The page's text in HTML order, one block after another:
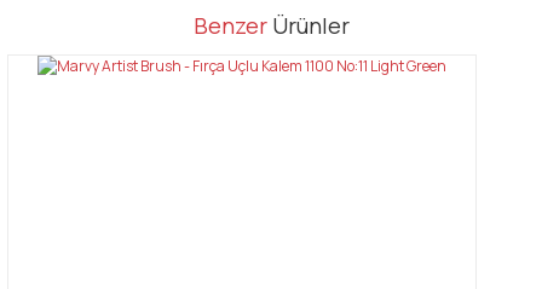
Bu ürüne ilk yorumu siz yapın!
Bu ürünün fiyat bilgisi, resim, ürün açıklamalarında ve diğer
tarafımıza iletebilirsiniz.
Benzer Ürünler